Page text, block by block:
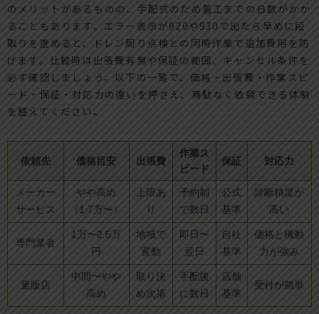
のメリットがあるものの、手配式のため着工までの日数がかか
ることもあります。エラー表示が920や930で出たら早めに段
取りを進めると、ドレン周り点検との同時作業で追加費用を防
げます。比較時は出張費有無や保証の範囲、キャンセル条件を
必ず確認しましょう。以下の一覧で、価格・出張費・作業スピ
ード・保証・対応力の違いを押さえ、無駄なく依頼できる体制
を整えてください。
依頼先 価格目安 出張費
作業ス
ピード
保証 対応力
メーカー
サービス
やや高め
（1.7万〜）
上限あ
り
予約制
で数日
公式
基準
診断精度が
高い
専門業者
1万〜2.5万
円
地域で
変動
即日〜
翌日
自社
基準
価格と機動
力が強み
量販店
中間〜やや
高め
取り決
め次第
手配後
に数日
店舗
基準
受付が簡単